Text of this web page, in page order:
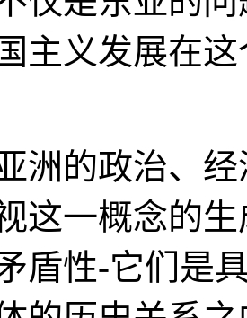
主义发展在
洲的政治、
这一概念的
盾性-它们是